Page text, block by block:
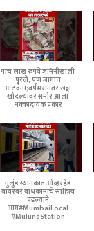
पाच लाख रुपये जमिनीखाली
पुरले, पण जागाच
आठवेना;वर्षभरानंतर खड्डा
खोदल्यावर समोर आला
धक्कादायक प्रकार
मुलुंड स्थानकात ओव्हरहेड
वायरवर बांधकामाचे साहित्य
पडल्याने
आग#MumbaiLocal
#MulundStation